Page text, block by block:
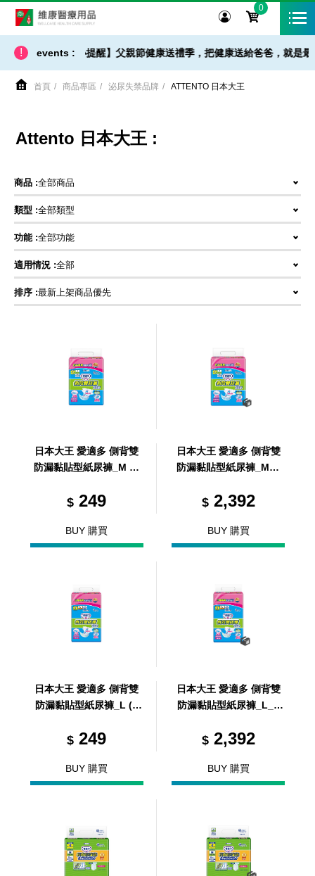
0
! events :
出貨 / 免運 - 小提醒】父親節健康送禮季，把健康送給爸爸，就是最
首頁 商品專區 泌尿失禁品牌 ATTENTO 日本大王
Attento 日本大王 :
商品 :全部商品
類型 :全部類型
功能 :全部功能
適用情況 :全部
排序 :最新上架商品優先
日本大王 愛適多 側背雙
防漏黏貼型紙尿褲_M (9
$249
BUY 購買
日本大王 愛適多 側背雙
防漏黏貼型紙尿褲_M_9
$2,392
BUY 購買
日本大王 愛適多 側背雙
防漏黏貼型紙尿褲_L (7
$249
BUY 購買
日本大王 愛適多 側背雙
防漏黏貼型紙尿褲_L_7
$2,392
BUY 購買